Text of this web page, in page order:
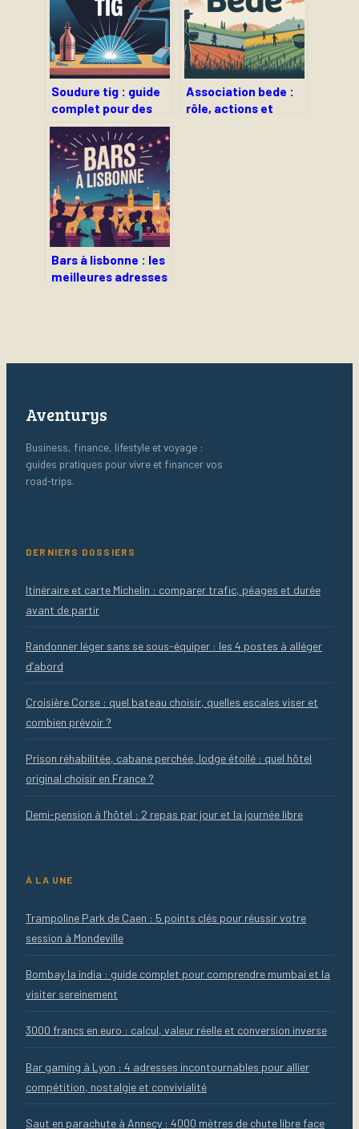
Soudure tig : guide
complet pour des
cordons propres et
maîtrisés
Association bede :
rôle, actions et
Bars à lisbonne : les
meilleures adresses
Aventurys
Business, finance, lifestyle et voyage :
guides pratiques pour vivre et financer vos
road-trips.
DERNIERS DOSSIERS
Itinéraire et carte Michelin : comparer trafic, péages et durée
avant de partir
Randonner léger sans se sous-équiper : les 4 postes à alléger
d’abord
Croisière Corse : quel bateau choisir, quelles escales viser et
combien prévoir ?
Prison réhabilitée, cabane perchée, lodge étoilé : quel hôtel
original choisir en France ?
Demi-pension à l’hôtel : 2 repas par jour et la journée libre
À LA UNE
Trampoline Park de Caen : 5 points clés pour réussir votre
session à Mondeville
Bombay la india : guide complet pour comprendre mumbai et la
visiter sereinement
3000 francs en euro : calcul, valeur réelle et conversion inverse
Bar gaming à Lyon : 4 adresses incontournables pour allier
compétition, nostalgie et convivialité
Saut en parachute à Annecy : 4000 mètres de chute libre face